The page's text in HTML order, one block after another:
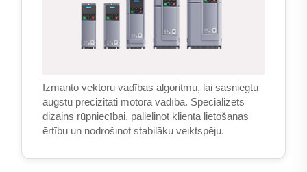
Izmanto vektoru vadības algoritmu, lai sasniegtu
augstu precizitāti motora vadībā. Specializēts
dizains rūpniecībai, palielinot klienta lietošanas
ērtību un nodrošinot stabilāku veiktspēju.